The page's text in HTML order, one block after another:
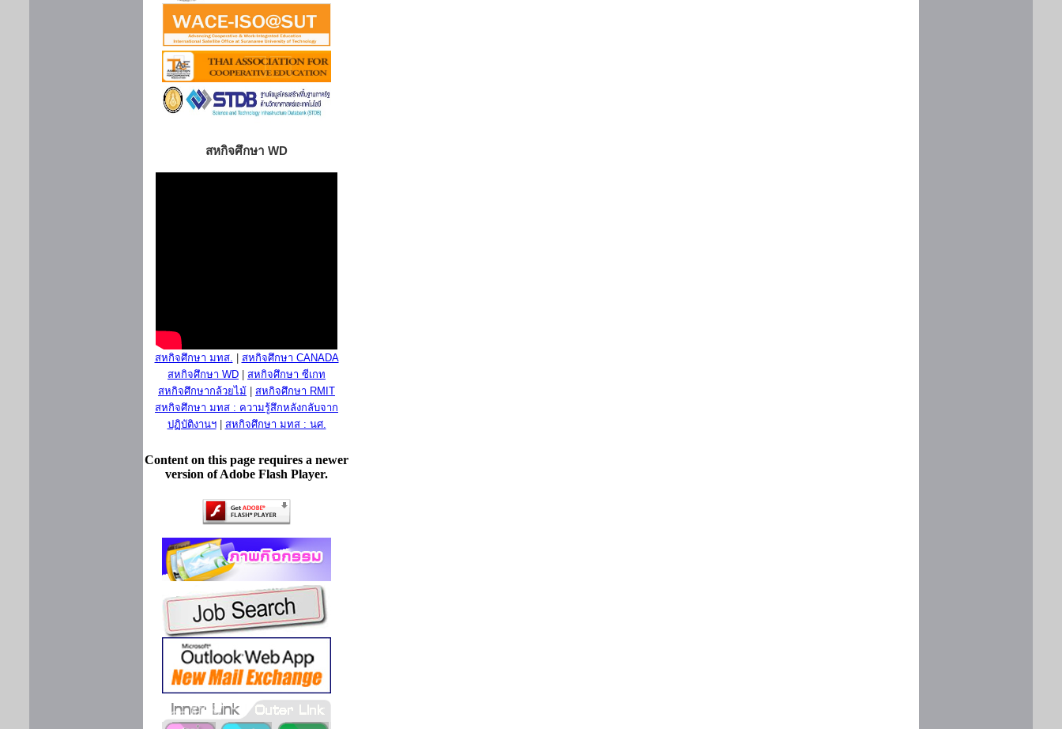
สหกิจศึกษา WD
สหกิจศึกษา มทส.
สหกิจศึกษา CANADA
สหกิจศึกษา WD
สหกิจศึกษา ซีเกท
สหกิจศึกษากล้วยไม้
สหกิจศึกษา RMIT
สหกิจศึกษา มทส : ความรู้สึกหลังกลับจาก
ปฏิบัติงานฯ| สหกิจศึกษา มทส : นศ.
Content on this page requires a newer
version of Adobe Flash Player.